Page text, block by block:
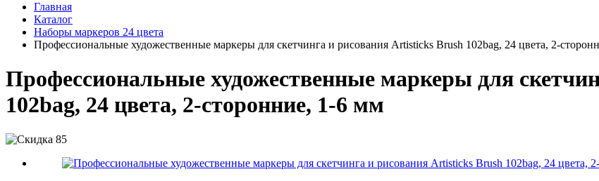
Главная
Каталог
Наборы маркеров 24 цвета
Профессиональные художественные маркеры для скетчинга и рисования Artisticks Brush 102bag, 24 цвета, 2-
Профессиональные художественные маркеры для
102bag, 24 цвета, 2-сторонние, 1-6 мм